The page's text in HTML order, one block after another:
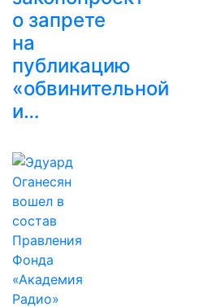
о запрете
на
публикацию
«обвинительной
и…